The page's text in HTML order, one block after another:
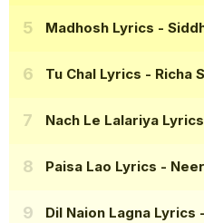
Madhosh Lyrics -
Tu Chal Lyrics - Richa
Nach Le Lalariya Lyrics
Paisa Lao Lyrics -
Dil Naion Lagna Lyrics